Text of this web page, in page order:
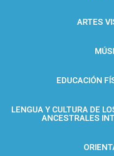
ARTES
EDUCACIÓN
LENGUA Y CULTURA DE
ANCESTRALES